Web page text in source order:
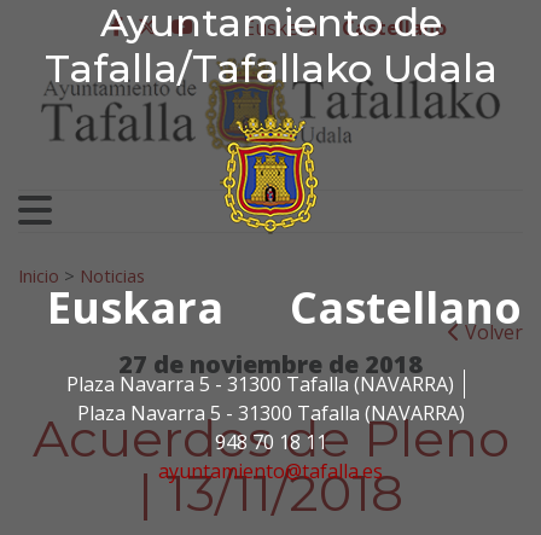
Ayuntamiento de
Tafalla/Tafallako Udala
Euskara Castellano
Plaza Navarra 5 - 31300 Tafalla (NAVARRA)
Plaza Navarra 5 - 31300 Tafalla (NAVARRA)
948 70 18 11
ayuntamiento@tafalla.es
Ir al contenido
Ayuntamiento de
facebook
twitter
youtube
Euskera Castellano
Search for:
Inicio > Noticias
Volver
27 de noviembre de 2018
Acuerdos de Pleno
| 13/11/2018